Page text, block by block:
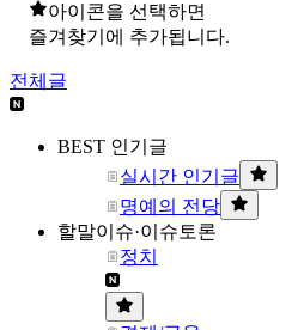
아이콘을 선택하면
즐겨찾기에 추가됩니다.
전체글
BEST 인기글
실시간 인기글
명예의 전당
할말이슈·이슈토론
정치